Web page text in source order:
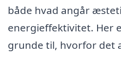
både hvad angår
energieffektivitet. Her
grunde til, hvorfor det